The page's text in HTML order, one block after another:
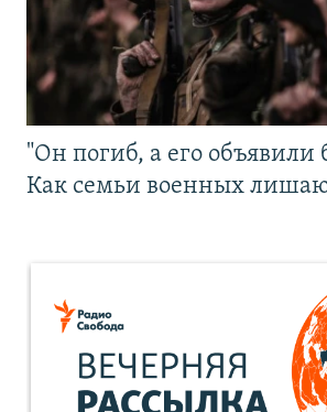
"Он погиб, а его объявили
Как семьи военных